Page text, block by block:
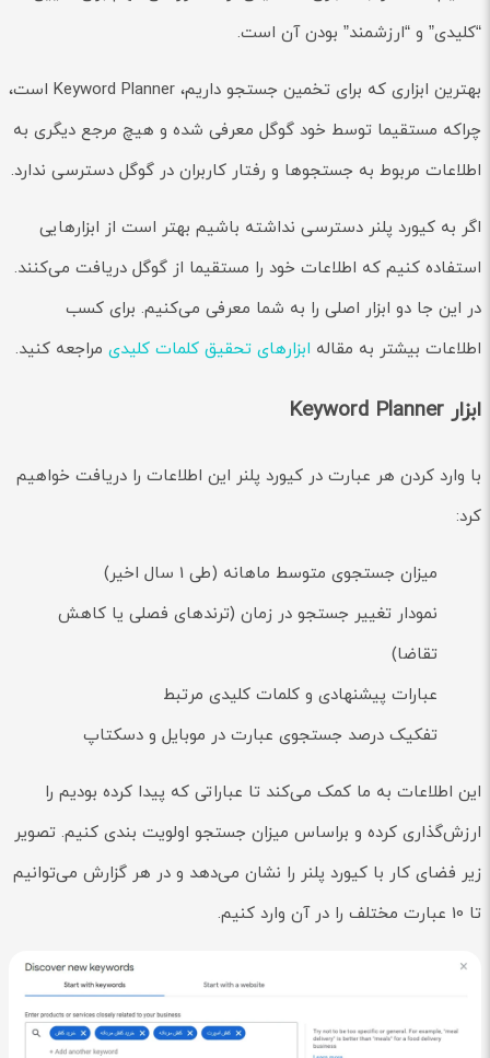
“کلیدی” و “ارزشمند” بودن آن است.
بهترین ابزاری که برای تخمین جستجو داریم، Keyword Planner است،
چراکه مستقیما توسط خود گوگل معرفی شده و هیچ مرجع دیگری به
اطلاعات مربوط به جستجوها و رفتار کاربران در گوگل دسترسی ندارد.
اگر به کیورد پلنر دسترسی نداشته باشیم بهتر است از ابزارهایی
استفاده کنیم که اطلاعات خود را مستقیما از گوگل دریافت می‌کنند.
در این جا دو ابزار اصلی را به شما معرفی می‌کنیم. برای کسب
اطلاعات بیشتر به مقاله ابزارهای تحقیق کلمات کلیدی مراجعه کنید.
ابزار Keyword Planner
با وارد کردن هر عبارت در کیورد پلنر این اطلاعات را دریافت خواهیم
کرد:
میزان جستجوی متوسط ماهانه (طی 1 سال اخیر)
نمودار تغییر جستجو در زمان (ترندهای فصلی یا کاهش
تقاضا)
عبارات پیشنهادی و کلمات کلیدی مرتبط
تفکیک درصد جستجوی عبارت در موبایل و دسکتاپ
این اطلاعات به ما کمک می‌کند تا عباراتی که پیدا کرده بودیم را
ارزش‌گذاری کرده و براساس میزان جستجو اولویت بندی کنیم. تصویر
زیر فضای کار با کیورد پلنر را نشان می‌دهد و در هر گزارش می‌توانیم
تا 10 عبارت مختلف را در آن وارد کنیم.